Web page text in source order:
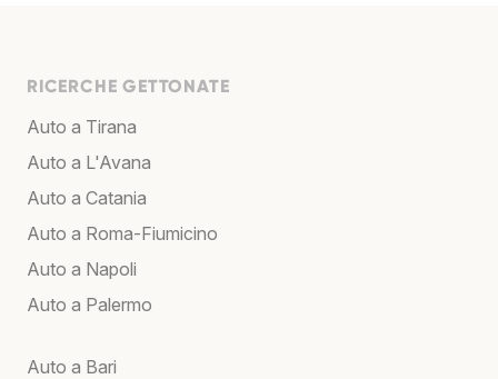
RICERCHE GETTONATE
Auto a Tirana
Auto a L'Avana
Auto a Catania
Auto a Roma-Fiumicino
Auto a Napoli
Auto a Palermo
Auto a Bari